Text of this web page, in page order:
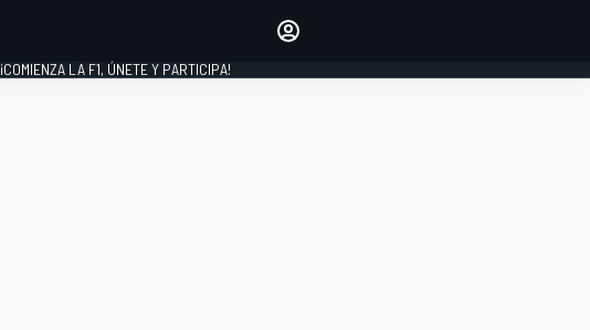
INICIAR SESIÓN
¡COMIENZA LA F1, ÚNETE Y PARTICIPA!